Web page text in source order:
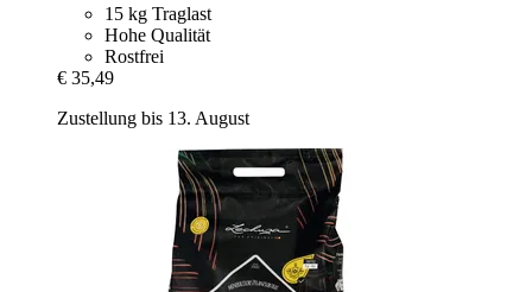
15 kg Traglast
Hohe Qualität
Rostfrei
€ 35,49
Zustellung bis 13. August